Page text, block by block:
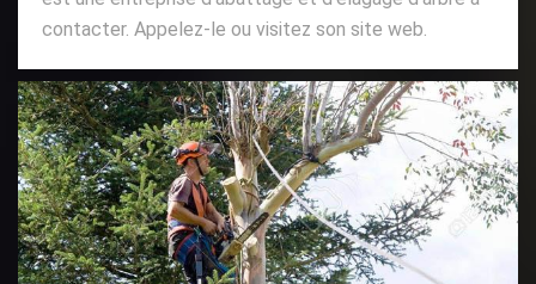
contacter. Appelez-le ou visitez son site web.